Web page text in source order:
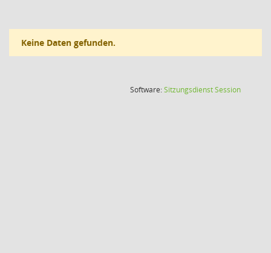
Keine Daten gefunden.
Software:SitzungsdienstSession(Wird in